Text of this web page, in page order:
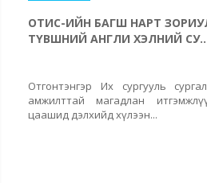
ОТИС-ИЙН БАГШ НАРТ
ТҮВШНИЙ АНГЛИ ХЭЛНИЙ
Отгонтэнгэр Их сургууль
амжилттай магадлан
цаашид дэлхийд хүлээн...